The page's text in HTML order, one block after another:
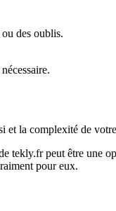
des oublis.
et la complexité de
tekly.fr peut être une
pour eux.